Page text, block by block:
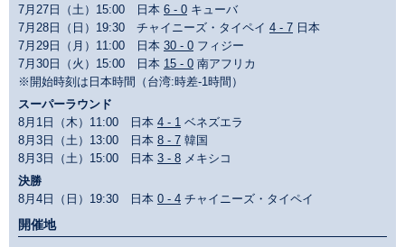
7月27日（土）15:00 日本 6 - 0 キューバ
7月28日（日）19:30 チャイニーズ・タイペイ 4 - 7 日本
7月29日（月）11:00 日本 30 - 0 フィジー
7月30日（火）15:00 日本 15 - 0 南アフリカ
※開始時刻は日本時間（台湾:時差-1時間）
スーパーラウンド
8月1日（木）11:00 日本 4 - 1 ベネズエラ
8月3日（土）13:00 日本 8 - 7 韓国
8月3日（土）15:00 日本 3 - 8 メキシコ
決勝
8月4日（日）19:30 日本 0 - 4 チャイニーズ・タイペイ
開催地